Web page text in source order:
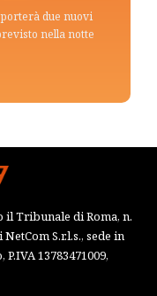
due nuovi
nella notte
il Tribunale di Roma, n.
S.r.l.s., sede in
13783471009,